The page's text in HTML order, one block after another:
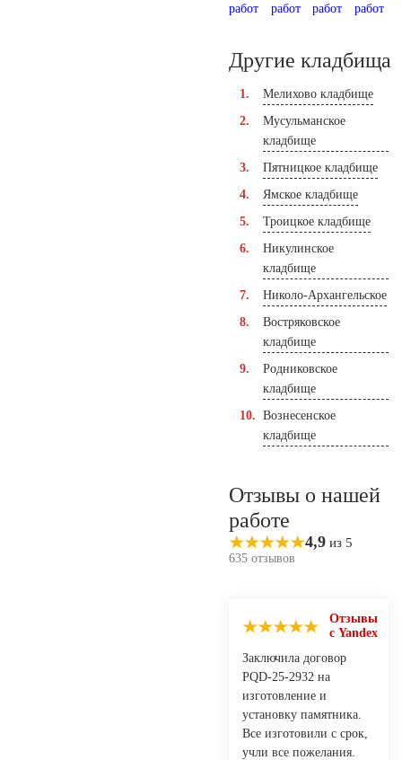
Другие кладбища
Мелихово кладбище
Мусульманское
кладбище
Пятницкое кладбище
Ямское кладбище
Троицкое кладбище
Никулинское
кладбище
Николо-Архангельское
Востряковское
кладбище
Родниковское
кладбище
Вознесенское
кладбище
Отзывы о нашей
работе
4,9 из 5
635 отзывов
Отзывы
с Yandex
Заключила договор
PQD-25-2932 на
изготовление и
установку памятника.
Все изготовили с срок,
учли все пожелания.